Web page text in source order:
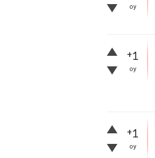
oy
+1
oy
+1
oy